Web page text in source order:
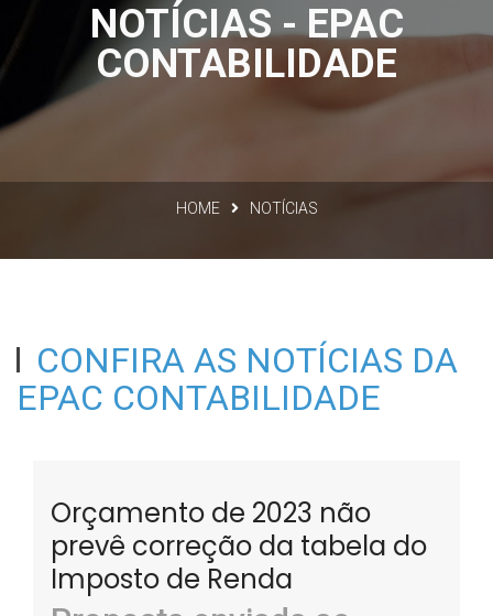
NOTÍCIAS - EPAC
CONTABILIDADE
HOME NOTÍCIAS
CONFIRA AS NOTÍCIAS DA
EPAC CONTABILIDADE
Orçamento de 2023 não
prevê correção da tabela do
Imposto de Renda